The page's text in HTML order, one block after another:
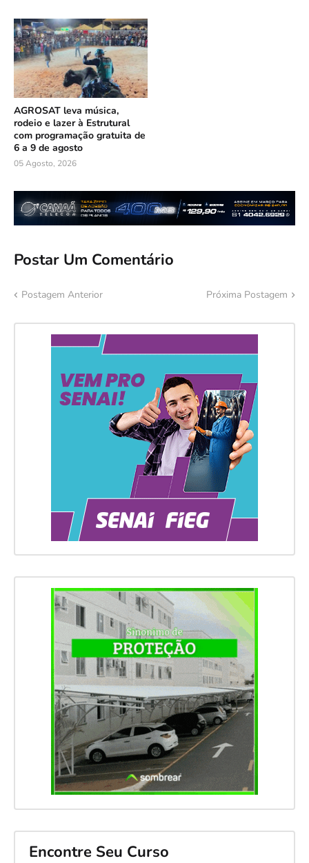
AGROSAT leva música,
rodeio e lazer à Estrutural
com programação gratuita de
6 a 9 de agosto
05 Agosto, 2026
Postar Um Comentário
Postagem Anterior Próxima Postagem
Encontre Seu Curso